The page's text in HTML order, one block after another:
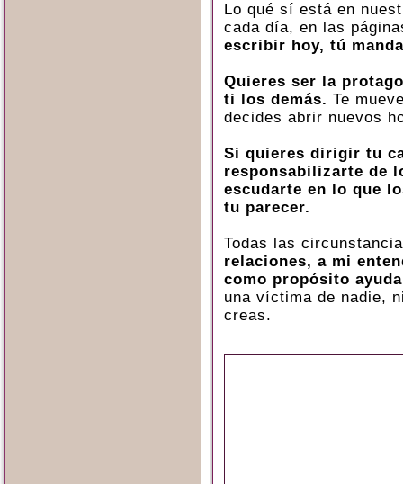
Lo qué sí está en
cada día, en las
escribir hoy, tú
Quieres ser la
ti los demás. Te
decides abrir nuevos
Si quieres dirigir tu
responsabilizarte de
escudarte en lo que
tu parecer.
Todas las
relaciones, a mi
como propósito
una víctima de nadie,
creas.